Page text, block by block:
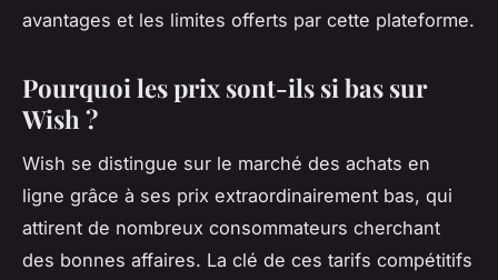
avantages et les limites offerts par cette plateforme.
Pourquoi les prix sont-ils si bas sur
Wish ?
Wish se distingue sur le marché des achats en
ligne grâce à ses prix extraordinairement bas, qui
attirent de nombreux consommateurs cherchant
des bonnes affaires. La clé de ces tarifs compétitifs